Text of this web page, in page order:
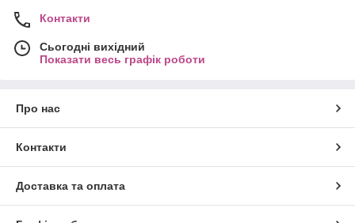
Контакти
Сьогодні вихідний
Показати весь графік роботи
Про нас
Контакти
Доставка та оплата